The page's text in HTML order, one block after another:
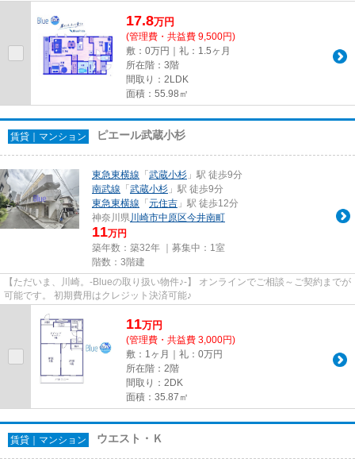
17.8万円
(管理費・共益費 9,500円)
敷：0万円｜礼：1.5ヶ月
所在階：3階
間取り：2LDK
面積：55.98㎡
賃貸｜マンション ピエール武蔵小杉
東急東横線 「 武蔵小杉 」駅 徒歩9分
南武線 「 武蔵小杉 」駅 徒歩9分
東急東横線 「 元住吉 」駅 徒歩12分
神奈川県川崎市中原区今井南町
11万円
築年数：築32年 ｜募集中： 1室
階数：3階建
【ただいま、川崎。-Blueの取り扱い物件♪-】 オンラインでご相談～ご契約までが
可能です。 初期費用はクレジット決済可能♪
11万円
(管理費・共益費 3,000円)
敷：1ヶ月｜礼：0万円
所在階：2階
間取り：2DK
面積：35.87㎡
賃貸｜マンション ウエスト・Ｋ